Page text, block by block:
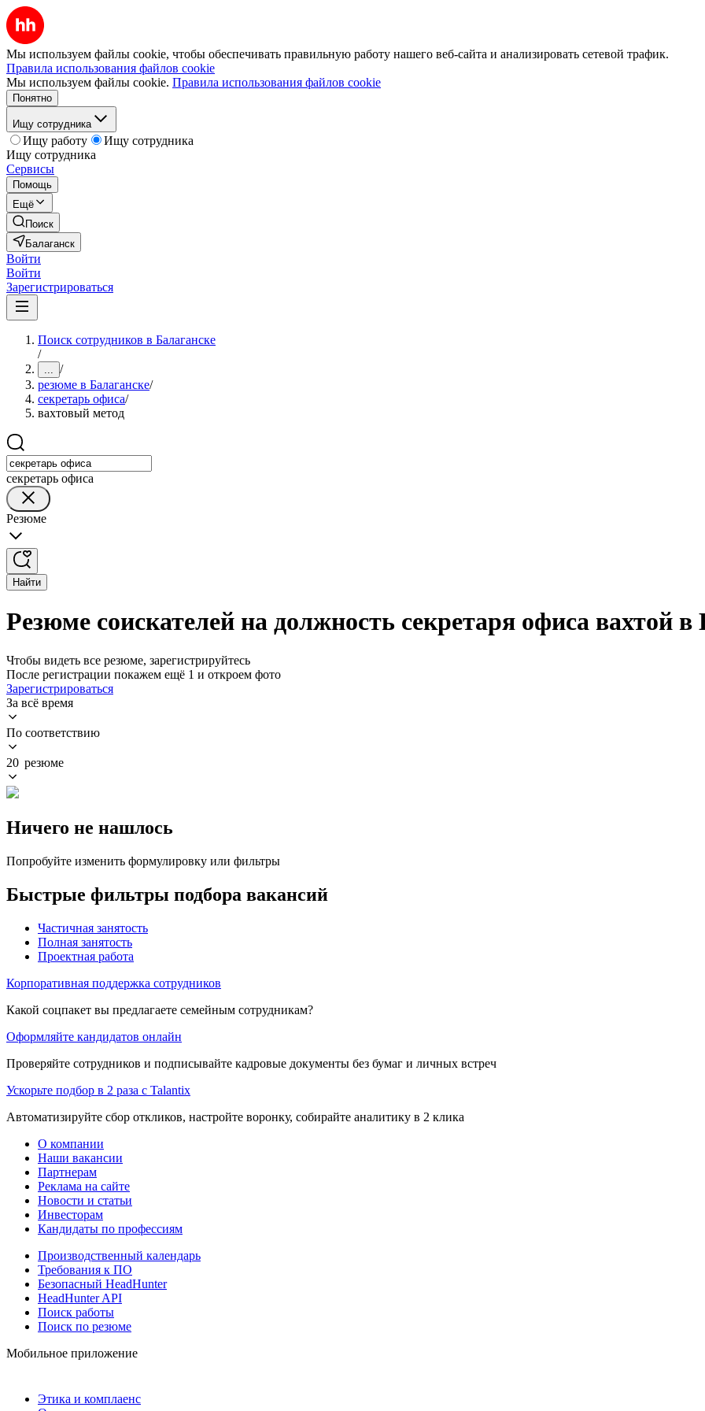
Мы используем файлы cookie, чтобы обеспечивать правильную работу нашего веб-сайта и анализировать сетевой трафик.
Правила использования файлов cookie
Мы используем файлы cookie. Правила использования файлов cookie
Понятно
Ищу сотрудника
Ищу работу
Ищу сотрудника
Ищу сотрудника
Сервисы
Помощь
Ещё
Поиск
Балаганск
Войти
Войти
Зарегистрироваться
Поиск сотрудников в Балаганске
/
... /
резюме в Балаганске/
секретарь офиса/
вахтовый метод
секретарь офиса
Резюме
Найти
Резюме соискателей на должность секретаря офиса вахтой в
Чтобы видеть все резюме, зарегистрируйтесь
После регистрации покажем ещё 1 и откроем фото
Зарегистрироваться
За всё время
По соответствию
20 резюме
Ничего не нашлось
Попробуйте изменить формулировку или фильтры
Быстрые фильтры подбора вакансий
Частичная занятость
Полная занятость
Проектная работа
Корпоративная поддержка сотрудников
Какой соцпакет вы предлагаете семейным сотрудникам?
Оформляйте кандидатов онлайн
Проверяйте сотрудников и подписывайте кадровые документы без бумаг и личных встреч
Ускорьте подбор в 2 раза с Talantix
Автоматизируйте сбор откликов, настройте воронку, собирайте аналитику в 2 клика
О компании
Наши вакансии
Партнерам
Реклама на сайте
Новости и статьи
Инвесторам
Кандидаты по профессиям
Производственный календарь
Требования к ПО
Безопасный HeadHunter
HeadHunter API
Поиск работы
Поиск по резюме
Мобильное приложение
Этика и комплаенс